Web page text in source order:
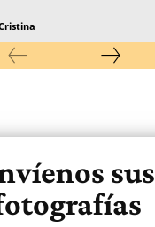
sus